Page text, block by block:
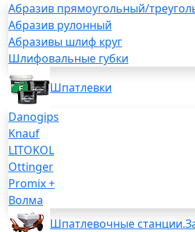
Абразив прямоугольный/
Абразив рулонный
Абразивы шлиф круг
Шлифовальные губки
Шпатлевки
Danogips
Knauf
LITOKOL
Ottinger
Promix +
Волма
Шпатлевочные